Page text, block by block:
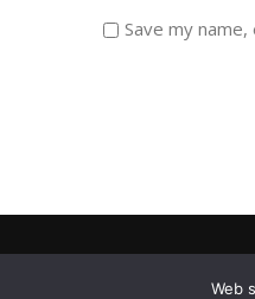
Save my
Web